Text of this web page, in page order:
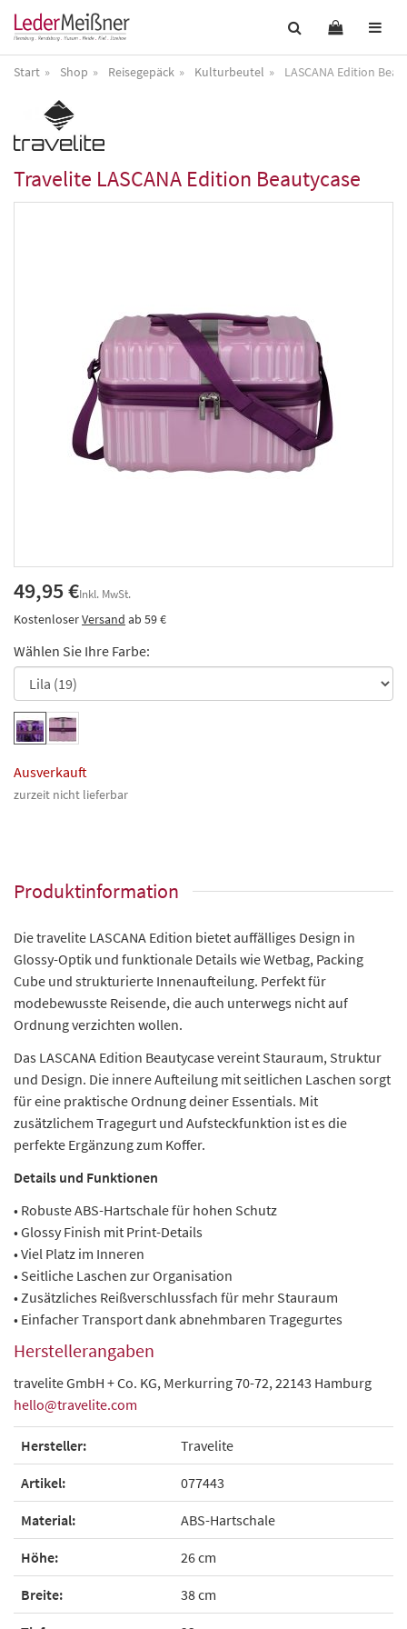
Start Shop Reisegepäck Kulturbeutel LASCANA Edition
Travelite LASCANA Edition Beautycase
49,95 €Inkl. MwSt.
KostenloserVersand ab 59 €
Wählen Sie Ihre Farbe:
Ausverkauft
zurzeit nicht lieferbar
Produktinformation
Die travelite LASCANA Edition bietet auffälliges Design in
Glossy-Optik und funktionale Details wie Wetbag, Packing
Cube und strukturierte Innenaufteilung. Perfekt für
modebewusste Reisende, die auch unterwegs nicht auf
Ordnung verzichten wollen.
Das LASCANA Edition Beautycase vereint Stauraum, Struktur
und Design. Die innere Aufteilung mit seitlichen Laschen sorgt
für eine praktische Ordnung deiner Essentials. Mit
zusätzlichem Tragegurt und Aufsteckfunktion ist es die
perfekte Ergänzung zum Koffer.
Details und Funktionen
• Robuste ABS-Hartschale für hohen Schutz
• Glossy Finish mit Print-Details
• Viel Platz im Inneren
• Seitliche Laschen zur Organisation
• Zusätzliches Reißverschlussfach für mehr Stauraum
• Einfacher Transport dank abnehmbaren Tragegurtes
Herstellerangaben
travelite GmbH + Co. KG, Merkurring 70-72, 22143 Hamburg
hello@travelite.com
Hersteller: Travelite
Artikel: 077443
Material: ABS-Hartschale
Höhe: 26 cm
Breite: 38 cm